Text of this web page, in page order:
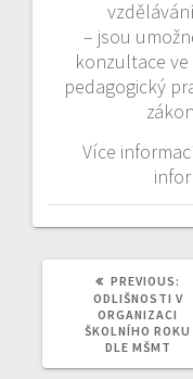
– jsou
konzultace ve
pedagogický
Více
PREVIOUS:
ODLIŠNOSTI V
ORGANIZACI
ŠKOLNÍHO ROKU
DLE MŠMT